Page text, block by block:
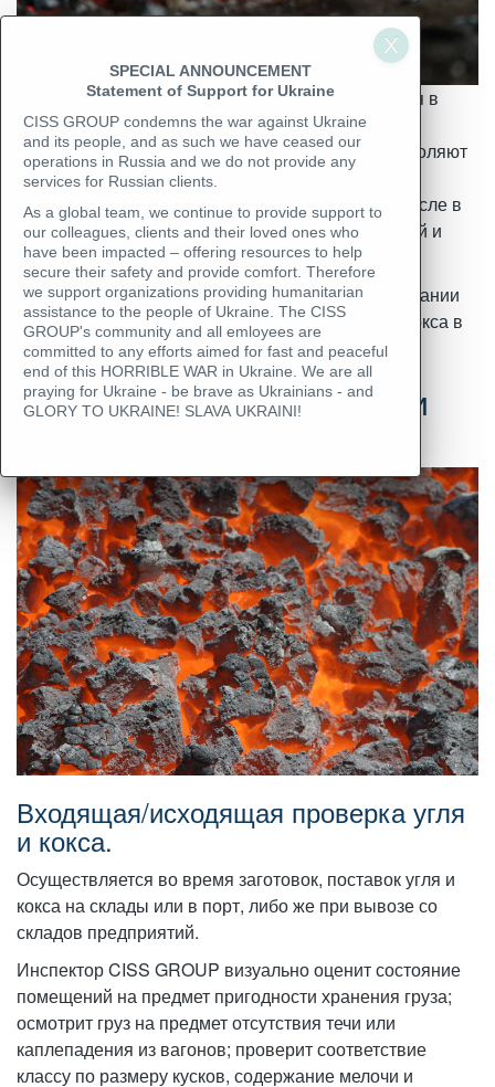
Особенность инспекции угля и кокса заключается в
проведении испытаний по методикам, которые
включены в соответствующие стандарты, и позволяют
достоверно подтвердить соответствие груза
требованиям нормативных документов, в том числе в
части обеспечения безопасности здоровья людей и
окружающей среды.
Аккредитованные инспекторы и лаборанты компании
CISS GROUP осуществляют инспекцию угля и кокса в
любой точке цепи поставок.
Основные этапы проверки
Входящая/исходящая проверка угля
и кокса.
Осуществляется во время заготовок, поставок угля и
кокса на склады или в порт, либо же при вывозе со
складов предприятий.
Инспектор CISS GROUP визуально оценит состояние
помещений на предмет пригодности хранения груза;
осмотрит груз на предмет отсутствия течи или
каплепадения из вагонов; проверит соответствие
классу по размеру кусков, содержание мелочи и
SPECIAL ANNOUNCEMENT
Statement of Support for Ukraine
CISS GROUP condemns the war against Ukraine
and its people, and as such we have ceased our
operations in Russia and we do not provide any
services for Russian clients.
As a global team, we continue to provide support to
our colleagues, clients and their loved ones who
have been impacted – offering resources to help
secure their safety and provide comfort. Therefore
we support organizations providing humanitarian
assistance to the people of Ukraine. The CISS
GROUP's community and all emloyees are
committed to any efforts aimed for fast and peaceful
end of this HORRIBLE WAR in Ukraine. We are all
praying for Ukraine - be brave as Ukrainians - and
GLORY TO UKRAINE! SLAVA UKRAINI!